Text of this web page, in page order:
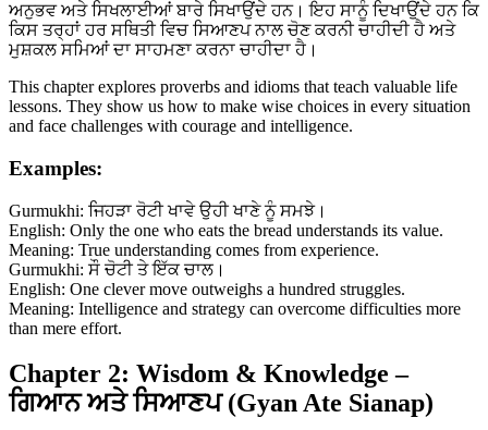
ਅਨੁਭਵ ਅਤੇ ਸਿਖਲਾਈਆਂ ਬਾਰੇ ਸਿਖਾਉਂਦੇ ਹਨ। ਇਹ ਸਾਨੂੰ ਦਿਖਾਉਂਦੇ ਹਨ ਕਿ
ਕਿਸ ਤਰ੍ਹਾਂ ਹਰ ਸਥਿਤੀ ਵਿਚ ਸਿਆਣਪ ਨਾਲ ਚੋਣ ਕਰਨੀ ਚਾਹੀਦੀ ਹੈ ਅਤੇ
ਮੁਸ਼ਕਲ ਸਮਿਆਂ ਦਾ ਸਾਹਮਣਾ ਕਰਨਾ ਚਾਹੀਦਾ ਹੈ।
This chapter explores proverbs and idioms that teach valuable life
lessons. They show us how to make wise choices in every situation
and face challenges with courage and intelligence.
Examples:
Gurmukhi: ਜਿਹੜਾ ਰੋਟੀ ਖਾਵੇ ਉਹੀ ਖਾਣੇ ਨੂੰ ਸਮਝੇ।
English: Only the one who eats the bread understands its value.
Meaning: True understanding comes from experience.
Gurmukhi: ਸੌ ਚੋਟੀ ਤੇ ਇੱਕ ਚਾਲ।
English: One clever move outweighs a hundred struggles.
Meaning: Intelligence and strategy can overcome difficulties more
than mere effort.
Chapter 2: Wisdom & Knowledge –
ਗਿਆਨ ਅਤੇ ਸਿਆਣਪ (Gyan Ate Sianap)